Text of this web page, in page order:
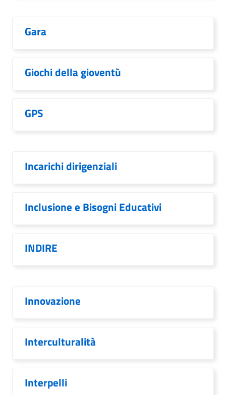
Gara
Giochi della gioventù
GPS
Incarichi dirigenziali
Inclusione e Bisogni Educativi
INDIRE
Innovazione
Interculturalità
Interpelli